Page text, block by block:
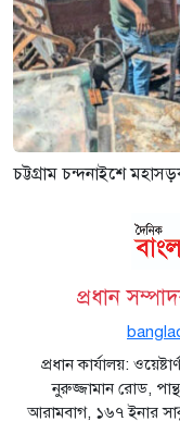
চট্টগ্রাম চন্দনাইশে
প্রধান
প্রধান কার্যালয়:
নুরুজ্জামান রোড,
আরামবাগ, ১৬৭ ইনার